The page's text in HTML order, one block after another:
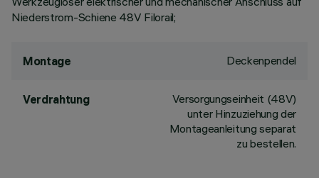
Niederstrom-Schiene 48V Filorail;
Montage Deckenpendel
Verdrahtung
Versorgungseinheit (48V)
unter Hinzuziehung der
Montageanleitung separat
zu bestellen.